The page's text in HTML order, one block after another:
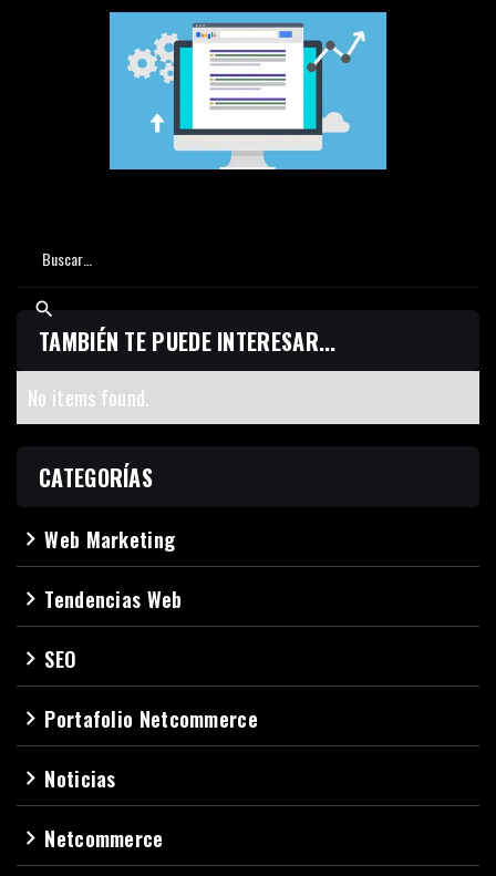
TAMBIÉN TE PUEDE INTERESAR...
No items found.
CATEGORÍAS
navigate_nextWeb Marketing
navigate_next Tendencias Web
navigate_next SEO
navigate_next Portafolio Netcommerce
navigate_next Noticias
navigate_next Netcommerce